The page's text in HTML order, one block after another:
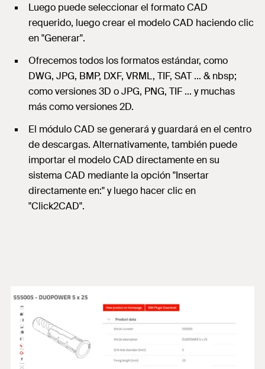
Luego puede seleccionar el formato CAD
requerido, luego crear el modelo CAD haciendo clic
en "Generar".
Ofrecemos todos los formatos estándar, como
DWG, JPG, BMP, DXF, VRML, TIF, SAT ... & nbsp;
como versiones 3D o JPG, PNG, TIF ... y muchas
más como versiones 2D.
El módulo CAD se generará y guardará en el centro
de descargas. Alternativamente, también puede
importar el modelo CAD directamente en su
sistema CAD mediante la opción "Insertar
directamente en:" y luego hacer clic en
"Click2CAD".